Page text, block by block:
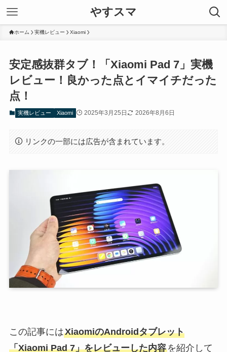
やすスマ
ホーム 実機レビュー Xiaomi
安定感抜群タブ！「Xiaomi Pad 7」実機
レビュー！良かった点とイマイチだった
点！
実機レビュー Xiaomi 2025年3月25日 2026年8月6日
リンクの一部には広告が含まれています。
この記事にはXiaomiのAndroidタブレット
「Xiaomi Pad 7」をレビューした内容を紹介して